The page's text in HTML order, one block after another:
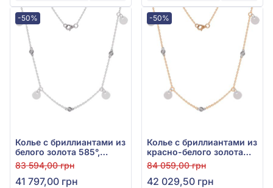
-50%
Колье с бриллиантами из
белого золота 585°,
бриллиант 0,07ct, арт. 6-
62106
83 594,00 грн
41 797,00 грн
-50%
Колье с бриллиантами из
красно-белого золота
585°, Бриллиант 0,06ct,
арт. 6-62106
84 059,00 грн
42 029,50 грн